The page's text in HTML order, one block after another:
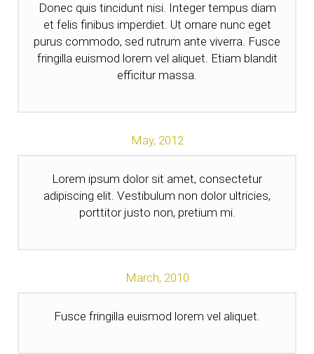
Donec quis tincidunt nisi. Integer tempus diam
et felis finibus imperdiet. Ut ornare nunc eget
purus commodo, sed rutrum ante viverra. Fusce
fringilla euismod lorem vel aliquet. Etiam blandit
efficitur massa.
May, 2012
Lorem ipsum dolor sit amet, consectetur
adipiscing elit. Vestibulum non dolor ultricies,
porttitor justo non, pretium mi.
March, 2010
Fusce fringilla euismod lorem vel aliquet.